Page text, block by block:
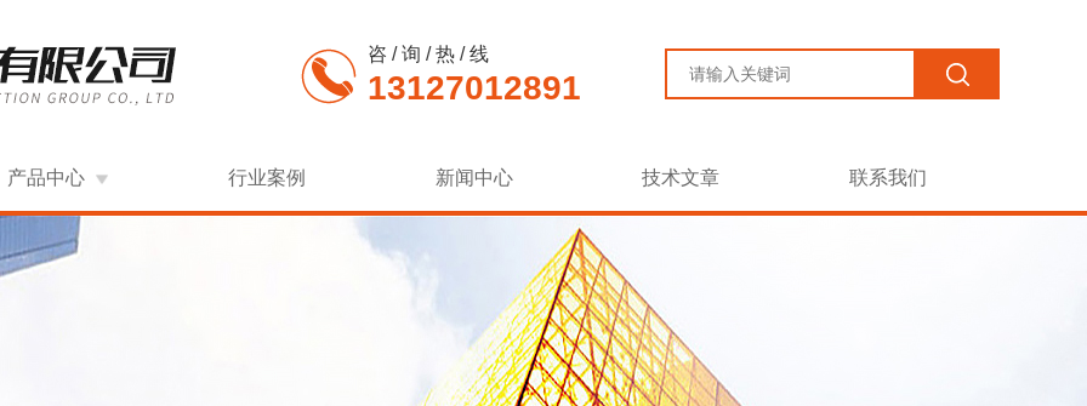
咨 / 询 / 热 / 线
13127012891
产品中心 行业案例 新闻中心 技术文章 联系我们